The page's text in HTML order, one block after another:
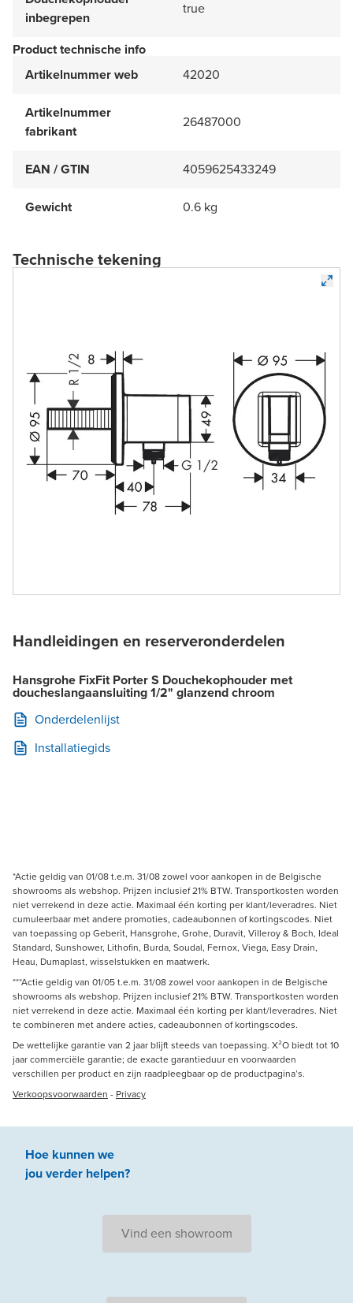
inbegrepen
true
Product technische info
Artikelnummer web
42020
Artikelnummer
fabrikant
26487000
EAN / GTIN 4059625433249
Gewicht 0.6 kg
Technische tekening
Handleidingen en reserveronderdelen
Hansgrohe FixFit Porter S Douchekophouder met
doucheslangaansluiting 1/2" glanzend chroom
Onderdelenlijst
Installatiegids
*Actie geldig van 01/08 t.e.m. 31/08 zowel voor aankopen in de Belgische
showrooms als webshop. Prijzen inclusief 21% BTW. Transportkosten worden
niet verrekend in deze actie. Maximaal één korting per klant/leveradres. Niet
cumuleerbaar met andere promoties, cadeaubonnen of kortingscodes. Niet
van toepassing op Geberit, Hansgrohe, Grohe, Duravit, Villeroy & Boch, Ideal
Standard, Sunshower, Lithofin, Burda, Soudal, Fernox, Viega, Easy Drain,
Heau, Dumaplast, wisselstukken en maatwerk.
***Actie geldig van 01/05 t.e.m. 31/08 zowel voor aankopen in de Belgische
showrooms als webshop. Prijzen inclusief 21% BTW. Transportkosten worden
niet verrekend in deze actie. Maximaal één korting per klant/leveradres. Niet
te combineren met andere acties, cadeaubonnen of kortingscodes.
De wettelijke garantie van 2 jaar blijft steeds van toepassing. X²O biedt tot 10
jaar commerciële garantie; de exacte garantieduur en voorwaarden
verschillen per product en zijn raadpleegbaar op de productpagina’s.
Verkoopsvoorwaarden - Privacy
Hoe kunnen we
jouverder helpen?
Vind een showroom